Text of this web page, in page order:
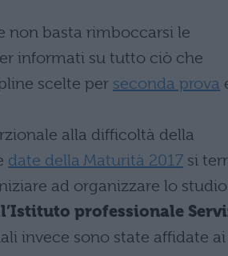
non basta rimboccarsi le
informati su tutto ciò che
scelte per seconda prova
alla difficoltà della
date della Maturità 2017si
ad organizzare lo studio
professionale
invece sono state affidate ai